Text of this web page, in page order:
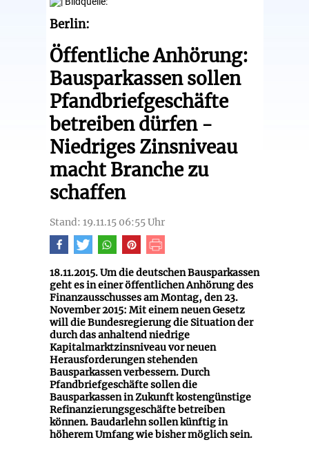
Berlin:
Öffentliche Anhörung:
Bausparkassen sollen
Pfandbriefgeschäfte
betreiben dürfen -
Niedriges Zinsniveau
macht Branche zu
schaffen
Stand: 19.11.15 06:55 Uhr
18.11.2015. Um die deutschen Bausparkassen
geht es in einer öffentlichen Anhörung des
Finanzausschusses am Montag, den 23.
November 2015: Mit einem neuen Gesetz
will die Bundesregierung die Situation der
durch das anhaltend niedrige
Kapitalmarktzinsniveau vor neuen
Herausforderungen stehenden
Bausparkassen verbessern. Durch
Pfandbriefgeschäfte sollen die
Bausparkassen in Zukunft kostengünstige
Refinanzierungsgeschäfte betreiben
können. Baudarlehn sollen künftig in
höherem Umfang wie bisher möglich sein.